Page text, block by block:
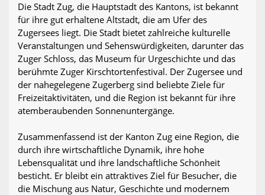
Die Stadt Zug, die Hauptstadt des Kantons, ist bekannt
für ihre gut erhaltene Altstadt, die am Ufer des
Zugersees liegt. Die Stadt bietet zahlreiche kulturelle
Veranstaltungen und Sehenswürdigkeiten, darunter das
Zuger Schloss, das Museum für Urgeschichte und das
berühmte Zuger Kirschtortenfestival. Der Zugersee und
der nahegelegene Zugerberg sind beliebte Ziele für
Freizeitaktivitäten, und die Region ist bekannt für ihre
atemberaubenden Sonnenuntergänge.
Zusammenfassend ist der Kanton Zug eine Region, die
durch ihre wirtschaftliche Dynamik, ihre hohe
Lebensqualität und ihre landschaftliche Schönheit
besticht. Er bleibt ein attraktives Ziel für Besucher, die
die Mischung aus Natur, Geschichte und modernem